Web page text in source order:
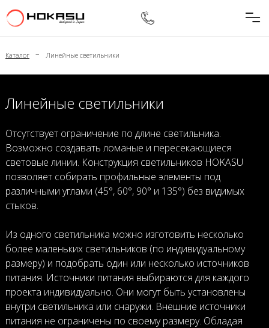
Каталог – Линейные светильники
Линейные светильники
Отсутствует ограничение по длине светильника.
Возможно создавать ломаные и пересекающиеся
световые линии. Конструкция светильников HOKASU
позволяет собирать профильные элементы под
различными углами (45°, 60°, 90° и 135°) без видимых
стыков.
Из одного светильника можно изготовить несколько
более маленьких светильников (по индивидуальному
размеру) и подобрать один или несколько источников
питания. Источники питания выбираются для каждого
проекта индивидуально. Они могут быть установлены
внутри светильника или снаружи. Внешние источники
питания не ограничены по своему размеру. Обладая